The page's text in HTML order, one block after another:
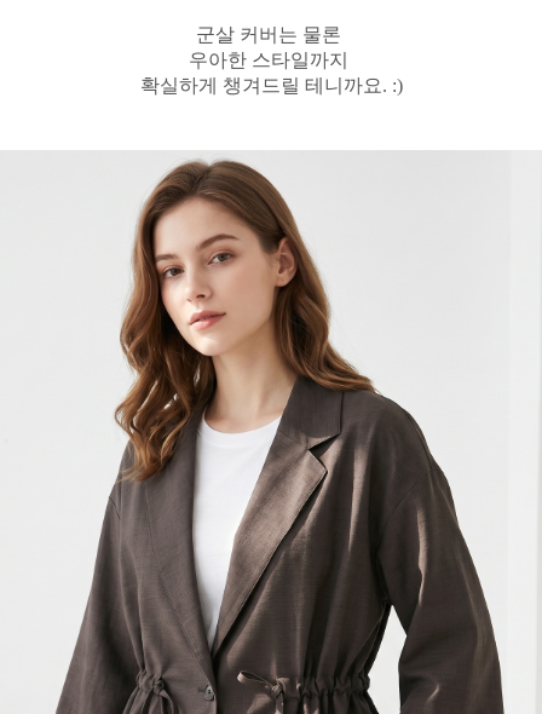
군살 커버는 물론
우아한 스타일까지
확실하게 챙겨드릴 테니까요. :)